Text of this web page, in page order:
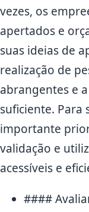
vezes, os
apertados e
suas ideias de
realização de
abrangentes e
suficiente. Para
importante
validação e
acessíveis e
####